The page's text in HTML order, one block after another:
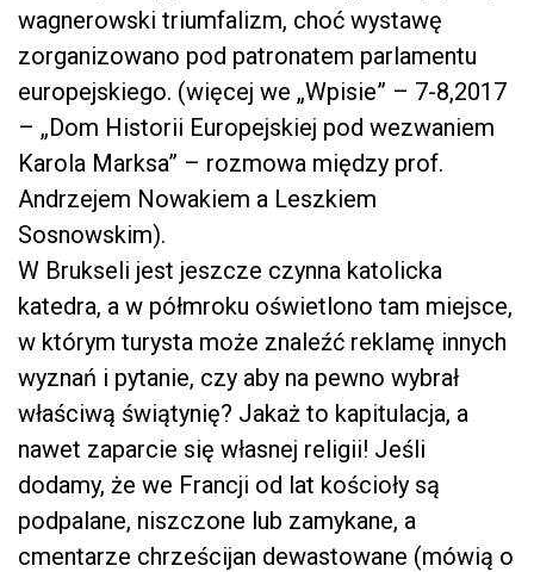
wagnerowski triumfalizm, choć wystawę
zorganizowano pod patronatem parlamentu
europejskiego. (więcej we „Wpisie” – 7-8,2017
– „Dom Historii Europejskiej pod wezwaniem
Karola Marksa” – rozmowa między prof.
Andrzejem Nowakiem a Leszkiem
Sosnowskim).
W Brukseli jest jeszcze czynna katolicka
katedra, a w półmroku oświetlono tam miejsce,
w którym turysta może znaleźć reklamę innych
wyznań i pytanie, czy aby na pewno wybrał
właściwą świątynię? Jakaż to kapitulacja, a
nawet zaparcie się własnej religii! Jeśli
dodamy, że we Francji od lat kościoły są
podpalane, niszczone lub zamykane, a
cmentarze chrześcijan dewastowane (mówią o